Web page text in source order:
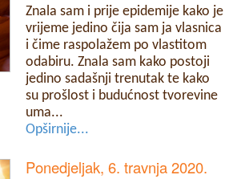
Znala sam i prije epidemije kako je
vrijeme jedino čija sam ja vlasnica
i čime raspolažem po vlastitom
odabiru. Znala sam kako postoji
jedino sadašnji trenutak te kako
su prošlost i budućnost tvorevine
uma...
Opširnije...
Ponedjeljak, 6. travnja 2020.